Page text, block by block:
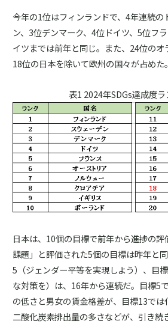
今年の1位はフィンランドで、4年連続
ン、3位デンマーク、4位ドイツ、5位フ
イツまでは前年と同じ。また、24位のオ
18位の日本を除いて欧州の国々が占めた。
表1 2024年SDGs達成度
日本は、10個の目標で前年から進捗の評
課題」と評価された5個の目標は昨年と
5（ジェンダー平等を実現しよう）、目
な対策を）は、16年から連続だ。目標5
の低さと男女の賃金格差が、目標13では
二酸化炭素排出量の多さなどが、引き続